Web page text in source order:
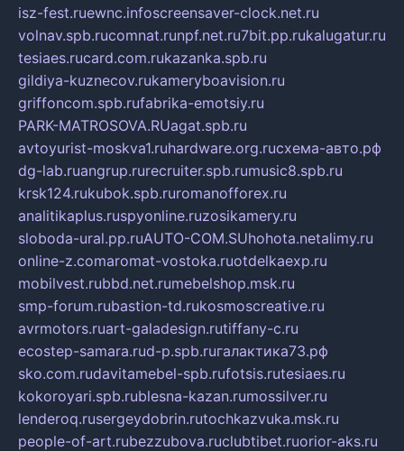
isz-fest.ruewnc.infoscreensaver-clock.net.ru
volnav.spb.rucomnat.runpf.net.ru7bit.pp.rukalugatur.ru
tesiaes.rucard.com.rukazanka.spb.ru
gildiya-kuznecov.rukameryboavision.ru
griffoncom.spb.rufabrika-emotsiy.ru
PARK-MATROSOVA.RUagat.spb.ru
avtoyurist-moskva1.ruhardware.org.ruсхема-авто.рф
dg-lab.ruangrup.rurecruiter.spb.rumusic8.spb.ru
krsk124.rukubok.spb.ruromanofforex.ru
analitikaplus.ruspyonline.ruzosikamery.ru
sloboda-ural.pp.ruAUTO-COM.SUhohota.netalimy.ru
online-z.comaromat-vostoka.ruotdelkaexp.ru
mobilvest.rubbd.net.rumebelshop.msk.ru
smp-forum.rubastion-td.rukosmoscreative.ru
avrmotors.ruart-galadesign.rutiffany-c.ru
ecostep-samara.rud-p.spb.ruгалактика73.рф
sko.com.rudavitamebel-spb.rufotsis.rutesiaes.ru
kokoroyari.spb.rublesna-kazan.rumossilver.ru
lenderoq.rusergeydobrin.rutochkazvuka.msk.ru
people-of-art.rubezzubova.ruclubtibet.ruorior-aks.ru